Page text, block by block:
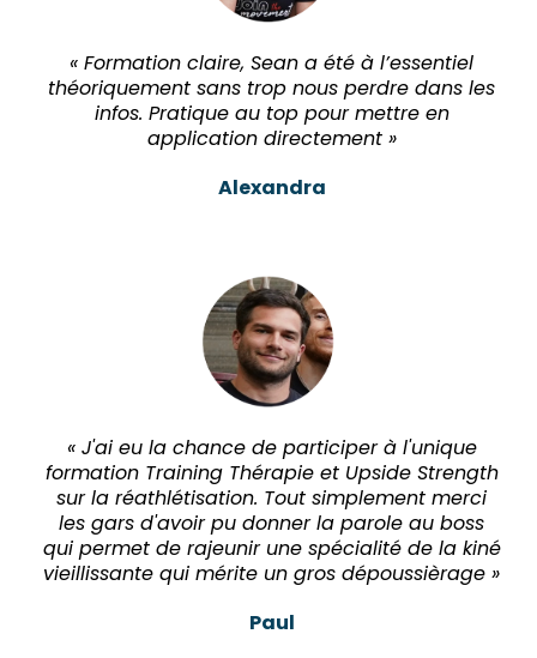
« Formation claire, Sean a été à l’essentiel
théoriquement sans trop nous perdre dans les
infos. Pratique au top pour mettre en
application directement »
Alexandra
« J'ai eu la chance de participer à l'unique
formation Training Thérapie et Upside Strength
sur la réathlétisation. Tout simplement merci
les gars d'avoir pu donner la parole au boss
qui permet de rajeunir une spécialité de la kiné
vieillissante qui mérite un gros dépoussièrage »
Paul